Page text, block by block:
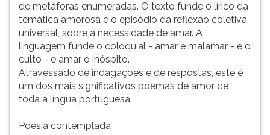
de metáforas enumeradas. O texto funde o lírico da
temática amorosa e o episódio da reflexão coletiva,
universal, sobre a necessidade de amar. A
linguagem funde o coloquial - amar e malamar - e o
culto - e amar o inóspito.
Atravessado de indagações e de respostas, este é
um dos mais significativos poemas de amor de
toda a língua portuguesa.
Poesia contemplada